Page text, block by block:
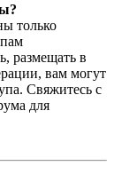
только
размещать в
вам могут
Свяжитесь с
для